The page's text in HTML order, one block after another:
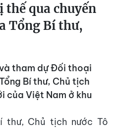
thế qua chuyến
Tổng Bí thư,
tham dự Đối thoại
Bí thư, Chủ tịch
của Việt Nam ở khu
thư, Chủ tịch nước Tô